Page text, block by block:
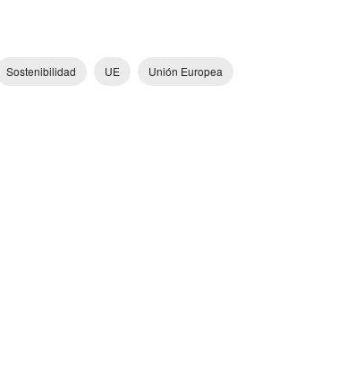
Sostenibilidad UE Unión Europea